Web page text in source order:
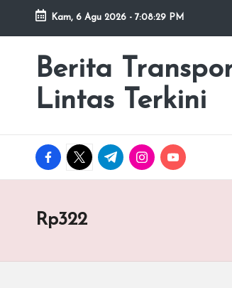
Skip
content
Kam, 6 Agu 2026 - 7:08:29 PM
Berita
Lintas Terkini
premancity.biz.id
facebook.com
twitter.com
t.me instagram.com
youtube.com
Rp322